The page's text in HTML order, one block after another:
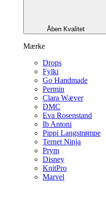
Åben Kvalitet
Mærke
Drops
Fylki
Go Handmade
Permin
Clara Wæver
DMC
Eva Rosenstand
Ib Antoni
Pippi Langstrømpe
Ternet Ninja
Prym
Disney
KnitPro
Marvel